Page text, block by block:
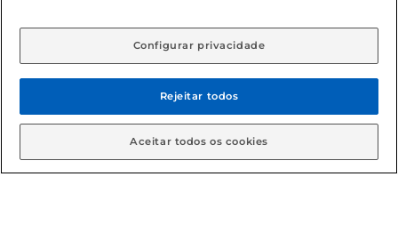
aviso prévio. O valor mínimo para as compras on-line é de
© 2026 Copyright. Todos os direitos
reservados Gbarbosa.
Configurar privacidade
Rejeitar todos
Aceitar todos os cookies